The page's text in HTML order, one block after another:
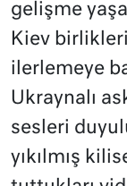
gelişme
Kiev
ilerlemeye
Ukraynalı
sesleri
yıkılmış